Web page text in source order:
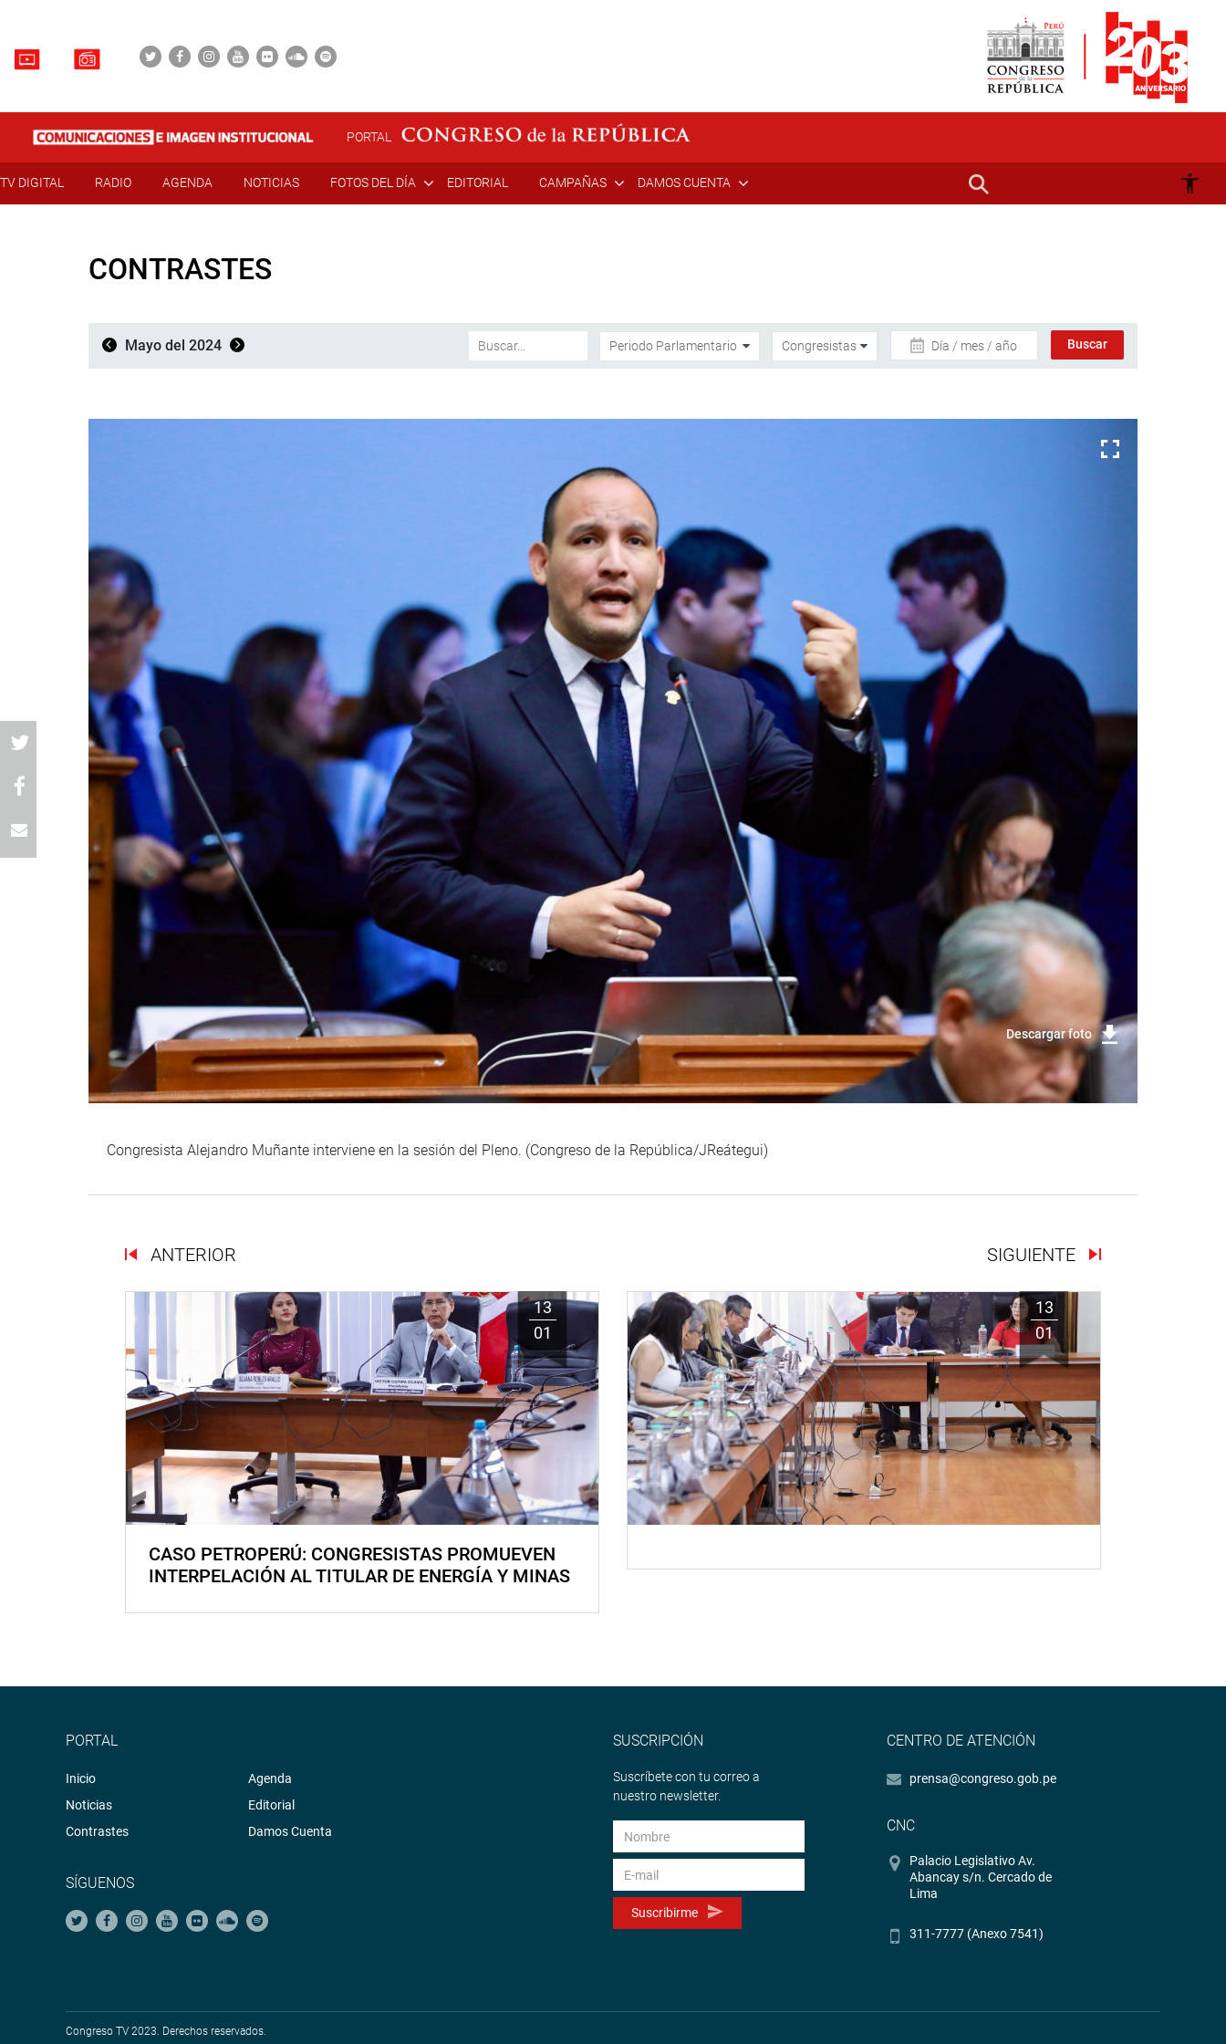
PORTAL
TV DIGITAL RADIO AGENDA NOTICIAS FOTOS DEL DÍA EDITORIAL CAMPAÑAS DAMOS CUENTA
CONTRASTES
Mayo del 2024 Día / mes / año
Descargar foto
Congresista Alejandro Muñante interviene en la sesión del Pleno. (Congreso de la República/JReátegui)
ANTERIOR SIGUIENTE
13
01
CASO PETROPERÚ: CONGRESISTAS PROMUEVEN
INTERPELACIÓN AL TITULAR DE ENERGÍA Y MINAS
13
01
PORTAL
Inicio
Noticias
Contrastes
Agenda
Editorial
Damos Cuenta
SÍGUENOS
SUSCRIPCIÓN
Suscríbete con tu correo a
nuestro newsletter.
Suscribirme
CENTRO DE ATENCIÓN
prensa@congreso.gob.pe
CNC
Palacio Legislativo Av.
Abancay s/n. Cercado de
Lima
311-7777 (Anexo 7541)
Congreso TV 2023. Derechos reservados.